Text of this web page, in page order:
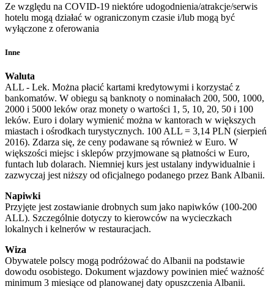
Ze względu na COVID-19 niektóre udogodnienia/atrakcje/serwis
hotelu mogą działać w ograniczonym czasie i/lub mogą być
wyłączone z oferowania
Inne
Waluta
ALL - Lek. Można płacić kartami kredytowymi i korzystać z
bankomatów. W obiegu są banknoty o nominałach 200, 500, 1000,
2000 i 5000 leków oraz monety o wartości 1, 5, 10, 20, 50 i 100
leków. Euro i dolary wymienić można w kantorach w większych
miastach i ośrodkach turystycznych. 100 ALL = 3,14 PLN (sierpień
2016). Zdarza się, że ceny podawane są również w Euro. W
większości miejsc i sklepów przyjmowane są płatności w Euro,
funtach lub dolarach. Niemniej kurs jest ustalany indywidualnie i
zazwyczaj jest niższy od oficjalnego podanego przez Bank Albanii.
Napiwki
Przyjęte jest zostawianie drobnych sum jako napiwków (100-200
ALL). Szczególnie dotyczy to kierowców na wycieczkach
lokalnych i kelnerów w restauracjach.
Wiza
Obywatele polscy mogą podróżować do Albanii na podstawie
dowodu osobistego. Dokument wjazdowy powinien mieć ważność
minimum 3 miesiące od planowanej daty opuszczenia Albanii.